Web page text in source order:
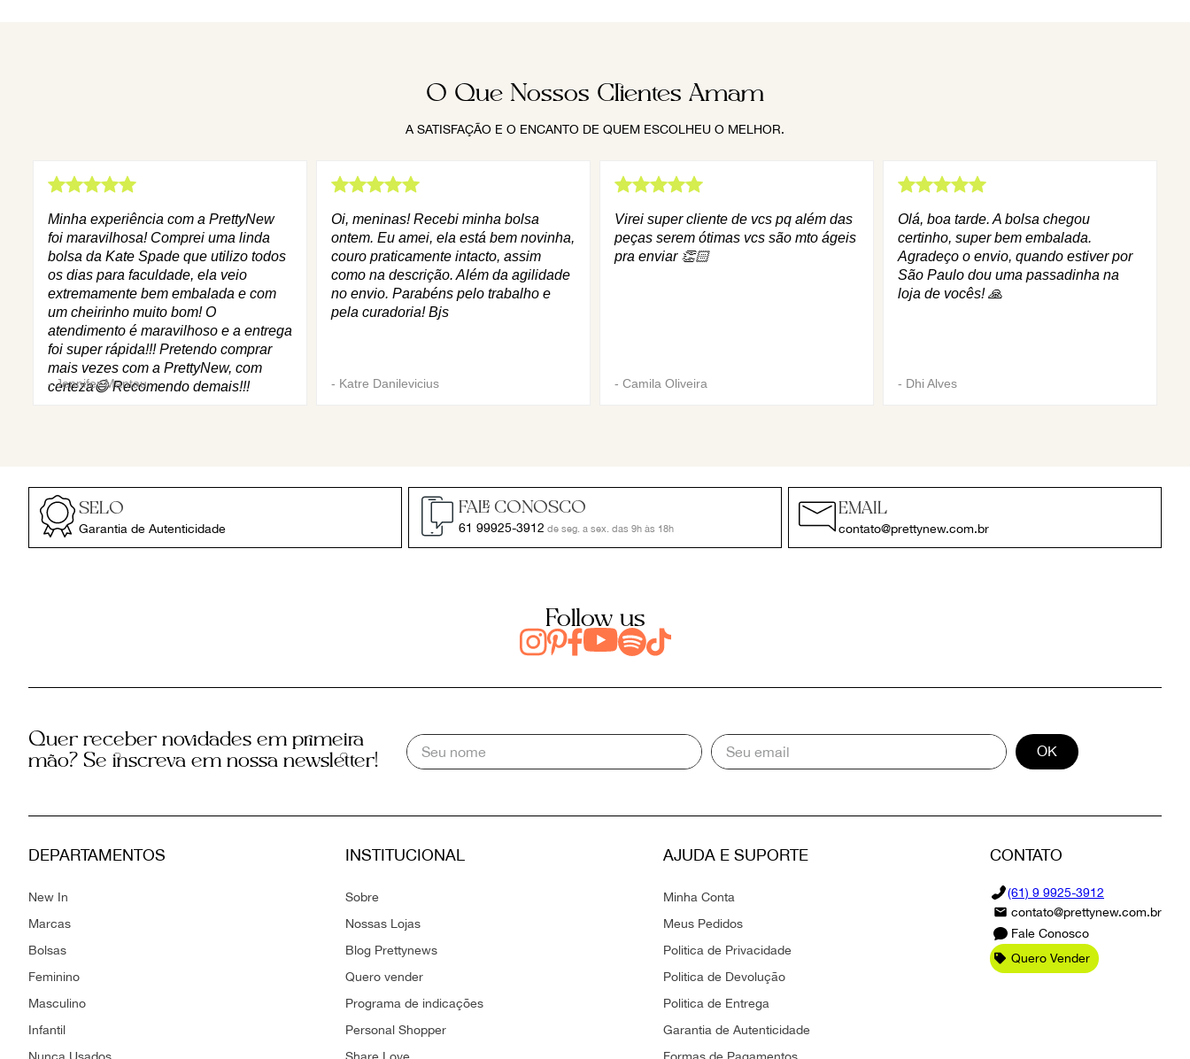
O Que Nossos Clientes Amam
A SATISFAÇÃO E O ENCANTO DE QUEM ESCOLHEU O MELHOR.
Minha experiência com a PrettyNew
foi maravilhosa! Comprei uma linda
bolsa da Kate Spade que utilizo todos
os dias para faculdade, ela veio
extremamente bem embalada e com
um cheirinho muito bom! O
atendimento é maravilhoso e a entrega
foi super rápida!!! Pretendo comprar
mais vezes com a PrettyNew, com
certeza😄 Recomendo demais!!!
-Jennifer Mantau
Oi, meninas! Recebi minha bolsa
ontem. Eu amei, ela está bem novinha,
couro praticamente intacto, assim
como na descrição. Além da agilidade
no envio. Parabéns pelo trabalho e
pela curadoria! Bjs
- Katre Danilevicius
Virei super cliente de vcs pq além das
peças serem ótimas vcs são mto ágeis
pra enviar 👏🏻
- Camila Oliveira
Olá, boa tarde. A bolsa chegou
certinho, super bem embalada.
Agradeço o envio, quando estiver por
São Paulo dou uma passadinha na
loja de vocês! 🙏
- Dhi Alves
SELO
Garantia de Autenticidade
FALE CONOSCO
61 99925-3912 de seg. a sex. das 9h às 18h
EMAIL
contato@prettynew.com.br
Follow us
Quer receber novidades em primeira
mão? Se inscreva em nossa newsletter!
OK
DEPARTAMENTOS
New In
Marcas
Bolsas
Feminino
Masculino
Infantil
Nunca Usados
INSTITUCIONAL
Sobre
Nossas Lojas
Blog Prettynews
Quero vender
Programa de indicações
Personal Shopper
Share Love
AJUDA E SUPORTE
Minha Conta
Meus Pedidos
Politica de Privacidade
Politica de Devolução
Politica de Entrega
Garantia de Autenticidade
Formas de Pagamentos
CONTATO
(61) 9 9925-3912
contato@prettynew.com.br
Fale Conosco
Quero Vender